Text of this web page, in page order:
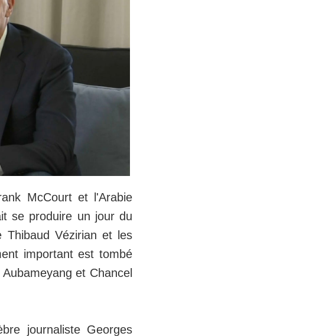
McCourt et l'Arabie
se produire un jour du
Vézirian et les
important est tombé
et Chancel
journaliste Georges